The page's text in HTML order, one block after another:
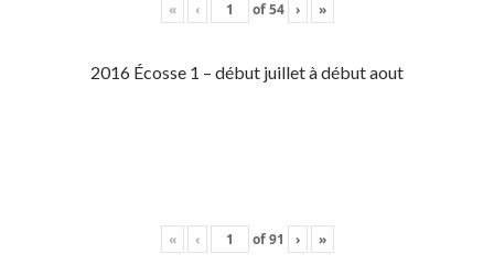
« ‹ of54 › »
2016 Écosse 1 – début juillet à début aout
« ‹ of91 › »